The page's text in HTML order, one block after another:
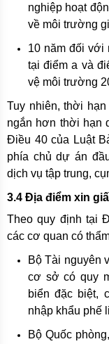
nghiệp hoạt
về môi trường
10 năm đối với
tại điểm a và
vệ môi trường
Tuy nhiên, thời
ngắn hơn thời hạn
Điều 40 của Luật
phía chủ dự án
dịch vụ tập trung,
3.4 Địa điểm xin
Theo quy định tại
các cơ quan có
Bộ Tài nguyên
cơ sở có quy
biển đặc biệt,
nhập khẩu phế
Bộ Quốc